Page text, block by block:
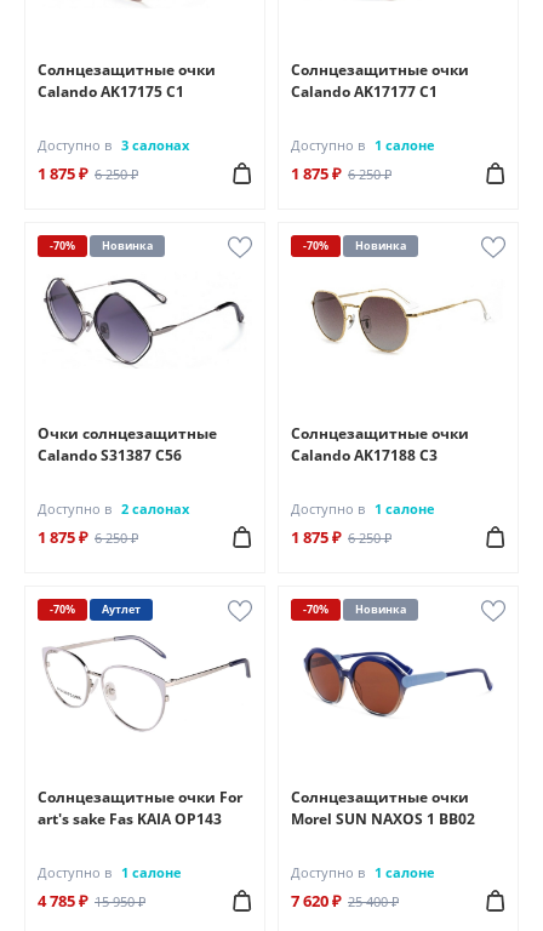
Солнцезащитные очки
Calando AK17175 C1
Доступно в 3 салонах
1 875 ₽ 6 250 ₽
Солнцезащитные очки
Calando AK17177 C1
Доступно в 1 салоне
1 875 ₽ 6 250 ₽
-70% Новинка
Очки солнцезащитные
Calando S31387 C56
Доступно в 2 салонах
1 875 ₽ 6 250 ₽
-70% Новинка
Солнцезащитные очки
Calando AK17188 C3
Доступно в 1 салоне
1 875 ₽ 6 250 ₽
-70% Аутлет
Солнцезащитные очки For
art's sake Fas KAIA OP143
Доступно в 1 салоне
4 785 ₽ 15 950 ₽
-70% Новинка
Солнцезащитные очки
Morel SUN NAXOS 1 BB02
Доступно в 1 салоне
7 620 ₽ 25 400 ₽